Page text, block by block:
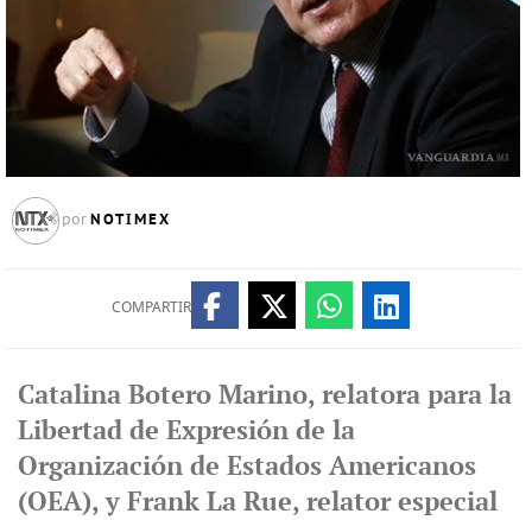
por NOTIMEX
COMPARTIR
Catalina Botero Marino, relatora para la
Libertad de Expresión de la
Organización de Estados Americanos
(OEA), y Frank La Rue, relator especial